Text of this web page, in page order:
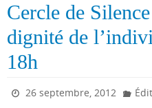
Cercle de
dignité de
18h
26 septembre, 2012